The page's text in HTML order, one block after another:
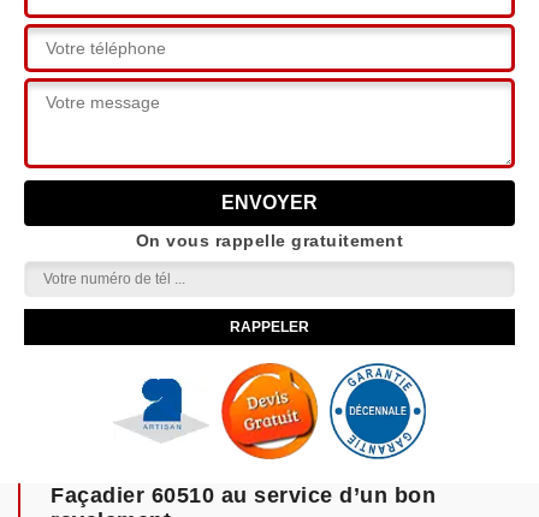
On vous rappelle gratuitement
Façadier 60510 au service d’un bon